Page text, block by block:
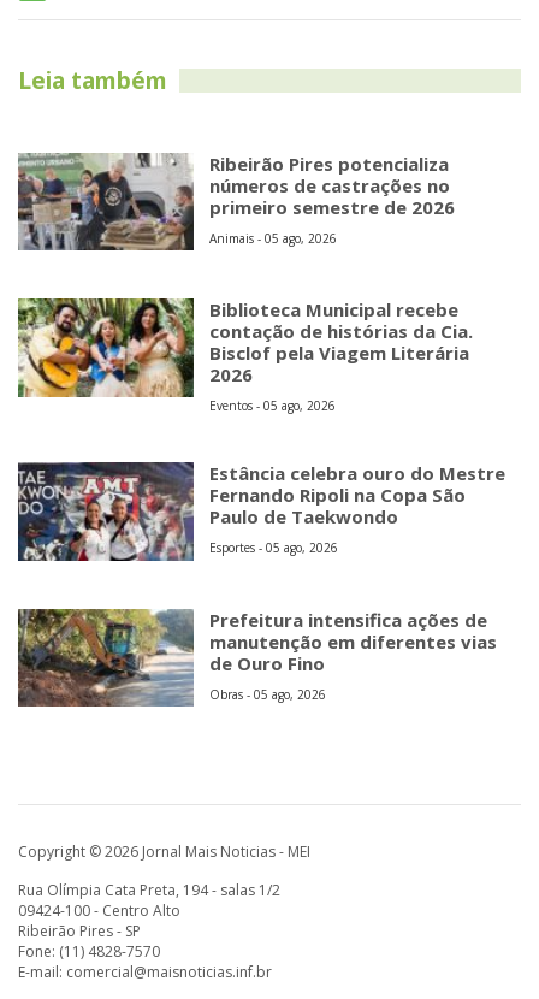
Leia também
Ribeirão Pires potencializa
números de castrações no
primeiro semestre de 2026
Animais - 05 ago, 2026
Biblioteca Municipal recebe
contação de histórias da Cia.
Bisclof pela Viagem Literária
2026
Eventos - 05 ago, 2026
Estância celebra ouro do Mestre
Fernando Ripoli na Copa São
Paulo de Taekwondo
Esportes - 05 ago, 2026
Prefeitura intensifica ações de
manutenção em diferentes vias
de Ouro Fino
Obras - 05 ago, 2026
Copyright © 2026 Jornal Mais Noticias - MEI
Rua Olímpia Cata Preta, 194 - salas 1/2
09424-100 - Centro Alto
Ribeirão Pires - SP
Fone: (11) 4828-7570
E-mail: comercial@maisnoticias.inf.br